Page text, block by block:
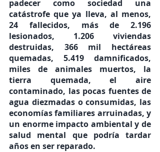
padecer como sociedad una
catástrofe que ya lleva, al menos,
24 fallecidos, más de 2.196
lesionados, 1.206 viviendas
destruidas, 366 mil hectáreas
quemadas, 5.419 damnificados,
miles de animales muertos, la
tierra quemada, el aire
contaminado, las pocas fuentes de
agua diezmadas o consumidas, las
economías familiares arruinadas, y
un enorme impacto ambiental y de
salud mental que podría tardar
años en ser reparado.